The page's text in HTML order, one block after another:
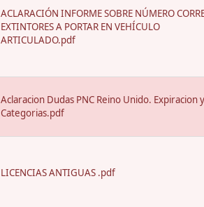
ACLARACIÓN INFORME SOBRE NÚMERO
EXTINTORES A PORTAR EN VEHÍCULO
ARTICULADO.pdf
Aclaracion Dudas PNC Reino Unido. Expiracion y
Categorias.pdf
LICENCIAS ANTIGUAS .pdf